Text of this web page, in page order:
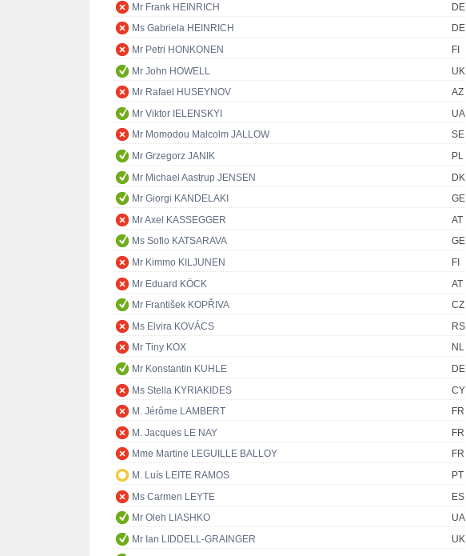
Mr Frank HEINRICH
DE
Ms Gabriela HEINRICH
DE
Mr Petri HONKONEN
FI
Mr John HOWELL
UK
Mr Rafael HUSEYNOV
AZ
Mr Viktor IELENSKYI
UA
Mr Momodou Malcolm JALLOW
SE
Mr Grzegorz JANIK
PL
Mr Michael Aastrup JENSEN
DK
Mr Giorgi KANDELAKI
GE
Mr Axel KASSEGGER
AT
Ms Sofio KATSARAVA
GE
Mr Kimmo KILJUNEN
FI
Mr Eduard KÖCK
AT
Mr František KOPŘIVA
CZ
Ms Elvira KOVÁCS
RS
Mr Tiny KOX
NL
Mr Konstantin KUHLE
DE
Ms Stella KYRIAKIDES
CY
M. Jérôme LAMBERT
FR
M. Jacques LE NAY
FR
Mme Martine LEGUILLE BALLOY
FR
M. Luís LEITE RAMOS
PT
Ms Carmen LEYTE
ES
Mr Oleh LIASHKO
UA
Mr Ian LIDDELL-GRAINGER
UK